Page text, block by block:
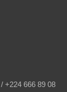
+224 666 89 08